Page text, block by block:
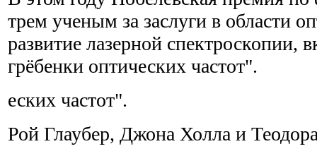
трем ученым за заслуги в области
развитие лазерной спектроскопии,
грёбенки оптических частот".
еских частот".
Рой Глаубер, Джона Холла и